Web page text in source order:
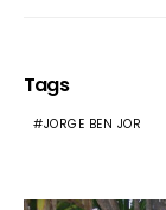
Tags
JORGE BEN JOR